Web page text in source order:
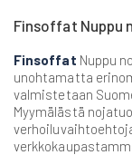
gallery
Finsoffat Nuppu
Finsoffat Nuppu
unohtamatta
valmistetaan
Myymälästä